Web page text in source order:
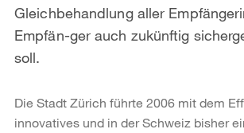
Gleichbehandlung aller
Empfän-ger auch zukünftig
soll.
Die Stadt Zürich führte 2006 mit dem
innovatives und in der Schweiz bisher